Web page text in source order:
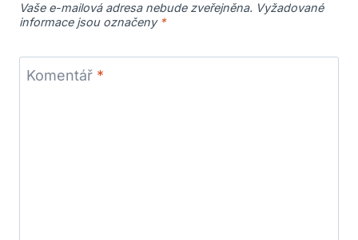
Vaše e-mailová adresa nebude zveřejněna. Vyžadované
informace jsou označeny *
Komentář *